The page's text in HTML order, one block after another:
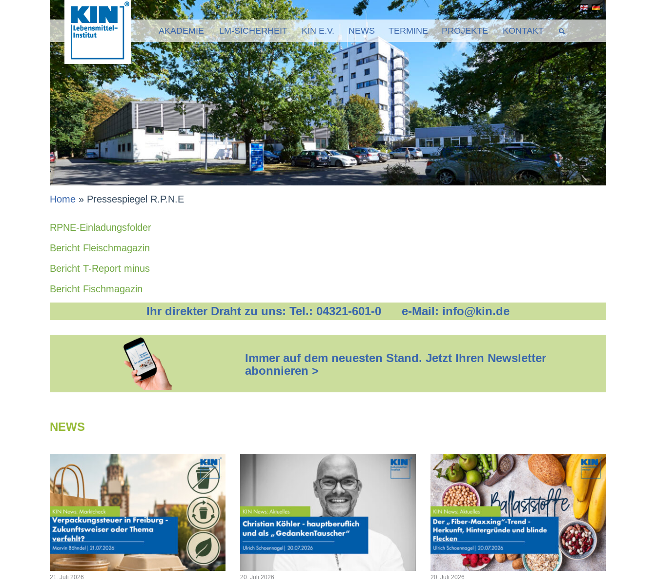
AKADEMIE LM-SICHERHEIT KIN E.V. NEWS TERMINE PROJEKTE KONTAKT
Home » Pressespiegel R.P.N.E
RPNE-Einladungsfolder
Bericht Fleischmagazin
Bericht T-Report minus
Bericht Fischmagazin
Ihr direkter Draht zu uns: Tel.: 04321-601-0 e-Mail: info@kin.de
Immer auf dem neuesten Stand. Jetzt Ihren Newsletter
abonnieren >
NEWS
21. Juli 2026 20. Juli 2026 20. Juli 2026